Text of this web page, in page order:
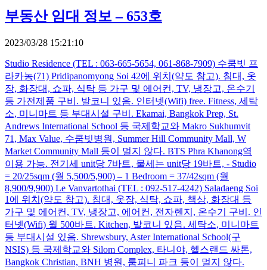
부동산 임대 정보 – 653호
2023/03/28 15:21:10
Studio Residence (TEL : 063-665-5654, 061-868-7909) 수쿰빗 프
라카농(71) Pridipanomyong Soi 42에 위치(약도 참고). 침대, 옷
장, 화장대, 쇼파, 식탁 등 가구 및 에어컨, TV, 냉장고, 온수기
등 가전제품 구비. 발코니 있음. 인터넷(Wifi) free. Fitness, 세탁
소, 미니마트 등 부대시설 구비. Ekamai, Bangkok Prep, St.
Andrews International School 등 국제학교와 Makro Sukhumvit
71, Max Value, 수쿰빗병원, Summer Hill Community Mall, W
Market Community Mall 등이 멀지 않다. BTS Phra Khanong역
이용 가능. 전기세 unit당 7바트, 물세는 unit당 19바트, - Studio
= 20/25sqm (월 5,500/5,900) – 1 Bedroom = 37/42sqm (월
8,900/9,900) Le Vanvartothai (TEL : 092-517-4242) Saladaeng Soi
1에 위치(약도 참고). 침대, 옷장, 식탁, 쇼파, 책상, 화장대 등
가구 및 에어컨, TV, 냉장고, 에어컨, 전자렌지, 온수기 구비. 인
터넷(Wifi) 월 500바트. Kitchen, 발코니 있음. 세탁소, 미니마트
등 부대시설 있음. Shrewsbury, Aster International School(구
NSIS) 등 국제학교와 Silom Complex, 타니야, 헬스랜드 싸톤,
Bangkok Christian, BNH 병원, 룸피니 파크 등이 멀지 않다.